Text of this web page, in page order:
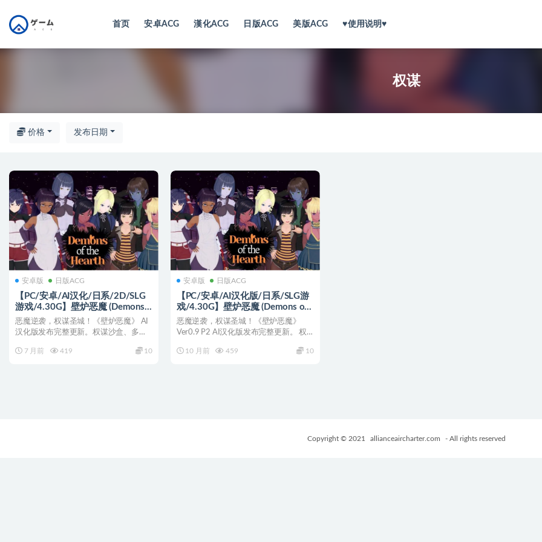
首页 安卓ACG 漢化ACG 日版ACG 美版ACG ♥使用说明♥
权谋
价格 发布日期
安卓版 日版ACG
【PC/安卓/AI汉化/日系/2D/SLG
游戏/4.30G】壁炉恶魔 (Demons
of the Hearth) Ver0.9 P3 AI汉化版
+PC+安卓+日系2DSLG游戏
恶魔逆袭，权谋圣城！《壁炉恶魔》 AI
汉化版发布完整更新。权谋沙盒、多角
7 月前
419 10
安卓版 日版ACG
【PC/安卓/AI汉化版/日系/SLG游
戏/4.30G】壁炉恶魔 (Demons of
the Hearth) Ver0.9 P2 AI汉化版
+PC+安卓+日系SLG游戏+4.30G
恶魔逆袭，权谋圣城！《壁炉恶魔》
Ver0.9 P2 AI汉化版发布完整更新。 权
10 月前
459 10
Copyright © 2021 allianceaircharter.com - All rights reserved